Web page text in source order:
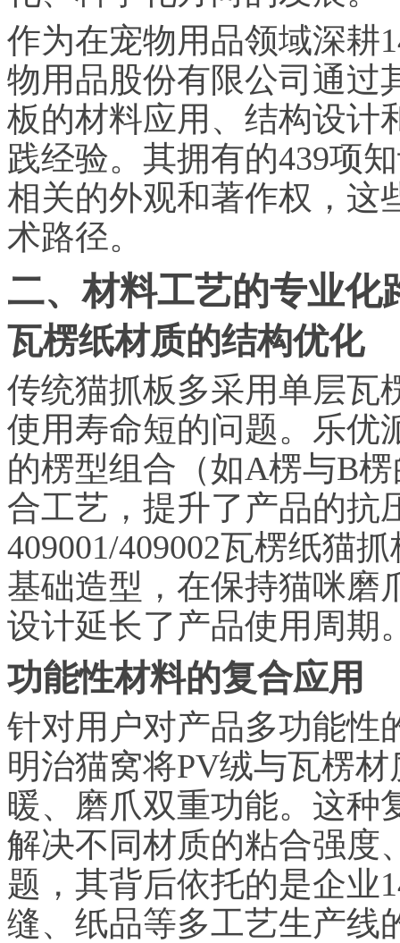
作为在宠物用品领域深耕
物用品股份有限公司通过
板的材料应用、结构设计
践经验。其拥有的439项
相关的外观和著作权，这
术路径。
二、材料工艺的专业化
瓦楞纸材质的结构优化
传统猫抓板多采用单层瓦
使用寿命短的问题。乐优
的楞型组合（如A楞与B
合工艺，提升了产品的抗
409001/409002瓦楞纸猫
基础造型，在保持猫咪磨
设计延长了产品使用周期
功能性材料的复合应用
针对用户对产品多功能性
明治猫窝将PV绒与瓦楞
暖、磨爪双重功能。这种
解决不同材质的粘合强度
题，其背后依托的是企业
缝、纸品等多工艺生产线